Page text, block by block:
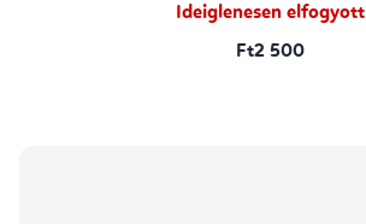
Ideiglenesen elfogyott
Ft2 500